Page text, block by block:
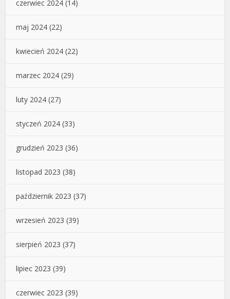
czerwiec 2024 (14)
maj 2024 (22)
kwiecień 2024 (22)
marzec 2024 (29)
luty 2024 (27)
styczeń 2024 (33)
grudzień 2023 (36)
listopad 2023 (38)
październik 2023 (37)
wrzesień 2023 (39)
sierpień 2023 (37)
lipiec 2023 (39)
czerwiec 2023 (39)